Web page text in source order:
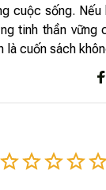
cuộc sống. Nếu
tinh thần vững
là cuốn sách